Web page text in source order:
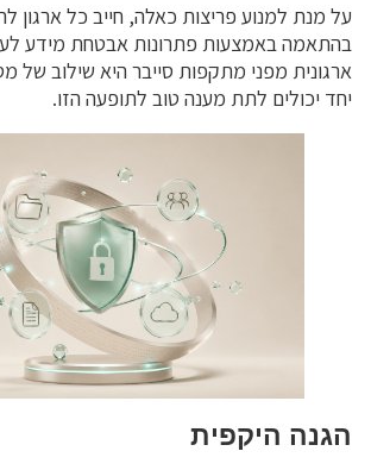
על מנת למנוע פריצות כאלה, חייב כל ארגון
בהתאמה באמצעות פתרונות אבטחת מידע
ארגונית מפני מתקפות סייבר היא שילוב
יחד יכולים לתת מענה טוב לתופעה הזו.
הגנה היקפית